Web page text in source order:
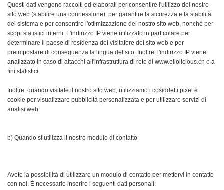
Questi dati vengono raccolti ed elaborati per consentire l'utilizzo del nostro
sito web (stabilire una connessione), per garantire la sicurezza e la stabilità
del sistema e per consentire l'ottimizzazione del nostro sito web, nonché per
scopi statistici interni. L'indirizzo IP viene utilizzato in particolare per
determinare il paese di residenza del visitatore del sito web e per
preimpostare di conseguenza la lingua del sito. Inoltre, l'indirizzo IP viene
analizzato in caso di attacchi all'infrastruttura di rete di www.eliolicious.ch e a
fini statistici.
Inoltre, quando visitate il nostro sito web, utilizziamo i cosiddetti pixel e
cookie per visualizzare pubblicità personalizzata e per utilizzare servizi di
analisi web.
b) Quando si utilizza il nostro modulo di contatto
Avete la possibilità di utilizzare un modulo di contatto per mettervi in contatto
con noi. È necessario inserire i seguenti dati personali: